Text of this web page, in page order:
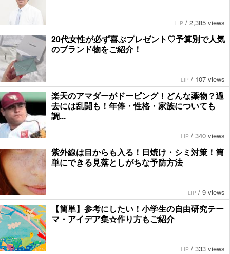
LIP / 2,385 views
20代女性が必ず喜ぶプレゼント♡予算別で人気
のブランド物をご紹介！
LIP / 107 views
楽天のアマダーがドーピング！どんな薬物？過
去には乱闘も！年俸・性格・家族についても
調...
LIP / 340 views
紫外線は目からも入る！日焼け・シミ対策！簡
単にできる見落としがちな予防方法
LIP / 9 views
【簡単】参考にしたい！小学生の自由研究テー
マ・アイデア集☆作り方もご紹介
LIP / 333 views